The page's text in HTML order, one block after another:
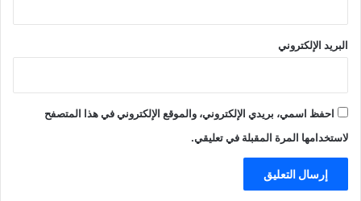
البريد الإلكتروني
احفظ اسمي، بريدي الإلكتروني، والموقع الإلكتروني في هذا المتصفح
لاستخدامها المرة المقبلة في تعليقي.